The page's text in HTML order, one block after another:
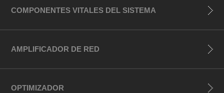
COMPONENTES VITALES DEL SISTEMA
AMPLIFICADOR DE RED
OPTIMIZADOR